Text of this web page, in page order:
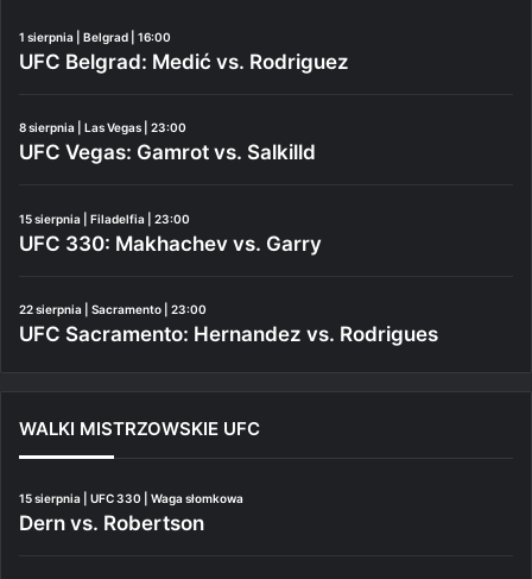
1 sierpnia | Belgrad | 16:00
UFC Belgrad: Medić vs. Rodriguez
8 sierpnia | Las Vegas | 23:00
UFC Vegas: Gamrot vs. Salkilld
15 sierpnia | Filadelfia | 23:00
UFC 330: Makhachev vs. Garry
22 sierpnia | Sacramento | 23:00
UFC Sacramento: Hernandez vs. Rodrigues
WALKI MISTRZOWSKIE UFC
15 sierpnia | UFC 330 | Waga słomkowa
Dern vs. Robertson